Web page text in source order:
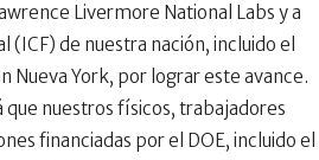
Livermore National Labs y a
de nuestra nación, incluido el
Nueva York, por lograr este avance.
nuestros físicos, trabajadores
financiadas por el DOE, incluido el